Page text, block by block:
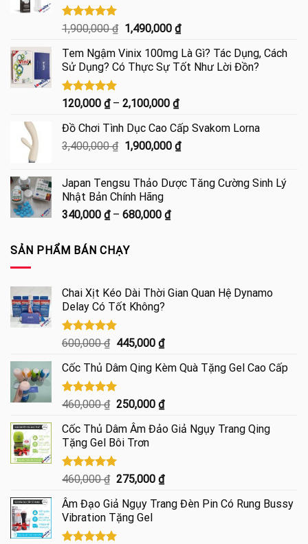
Được xếp
5 sao
1,900,000₫ Giá
là:
1,900,000 ₫.
1,490,000 ₫Giá
tại
là:
Tem Ngậm Vinix 100mg Là Gì? Tác Dụng, Cách
Sử Dụng? Có Thực Sự Tốt Như Lời Đồn?
Được xếp
5.00
5 sao
120,000 ₫ – 2,100,000 ₫Khoảng
từ
120,000 ₫
Đồ Chơi Tình Dục Cao Cấp Svakom Lorna
3,400,000₫ Giá
3,400,000 ₫.
1,900,000 ₫Giá
là:
Japan Tengsu Thảo Dược Tăng Cường Sinh Lý
Nhật Bản Chính Hãng
340,000 ₫ – 680,000 ₫Khoảng
680,000 ₫
SẢN PHẨM BÁN CHẠY
Chai Xịt Kéo Dài Thời Gian Quan Hệ Dynamo
Delay Có Tốt Không?
Được xếp
hạng
4.85
5 sao
600,000₫ Giá
là:
600,000 ₫.
445,000 ₫Giá
tại
445,000 ₫.
Cốc Thủ Dâm Qing Kèm Quà Tặng Gel Cao Cấp
Được xếp
hạng
5.00
5 sao
460,000₫ Giá
là:
460,000 ₫.
250,000 ₫Giá
tại
Cốc Thủ Dâm Âm Đảo Giả Ngụy Trang Qing
Tặng Gel Bôi Trơn
Được xếp
hạng
5.00
5 sao
460,000₫ Giá
là:
460,000 ₫.
275,000 ₫Giá
tại
Âm Đạo Giả Ngụy Trang Đèn Pin Có Rung Bussy
Vibration Tặng Gel